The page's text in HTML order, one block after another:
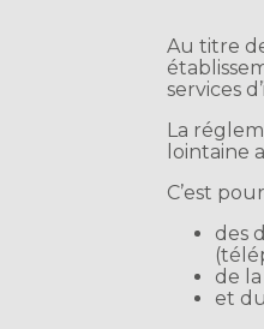
Au titre
services
La
lointaine
C’est
des
de
et